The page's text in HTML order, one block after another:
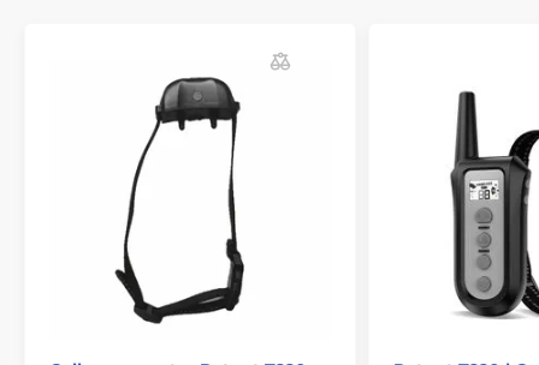
Transmisores para collares de adiestramiento